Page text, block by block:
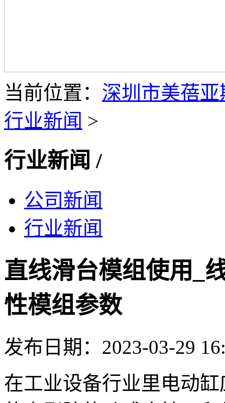
当前位置： 深圳市美蓓
行业新闻 >
行业新闻 /
公司新闻
行业新闻
直线滑台模组使用_
性模组参数
发布日期：2023-03-29
在工业设备行业里电动